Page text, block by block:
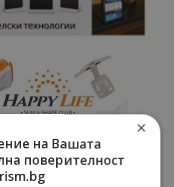
×
на Вашата
поверителност